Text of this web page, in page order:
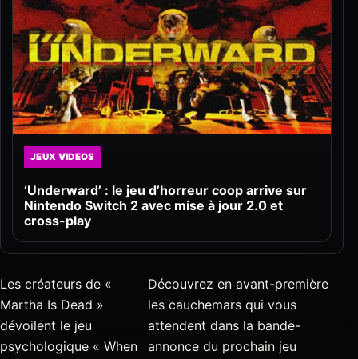
JEUX VIDEOS
‘Underward’ : le jeu d’horreur coop arrive sur
Nintendo Switch 2 avec mise à jour 2.0 et
cross-play
Les créateurs de «
Martha Is Dead »
dévoilent le jeu
psychologique « When
Découvrez en avant-première
les cauchemars qui vous
attendent dans la bande-
annonce du prochain jeu